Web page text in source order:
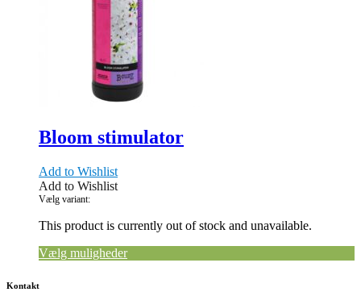
Bloom stimulator
This product is currently out of stock and unavailable.
Vælg variant:
Vælg muligheder
Add to Wishlist
Add to Wishlist
Kontakt